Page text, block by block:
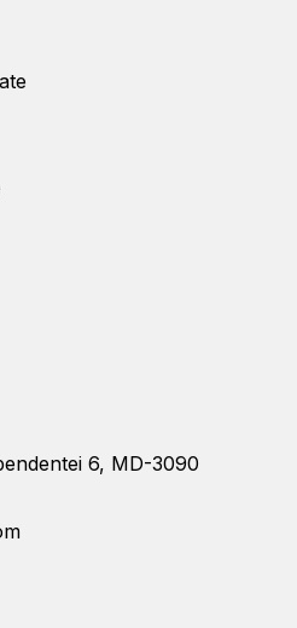
6, MD-3090